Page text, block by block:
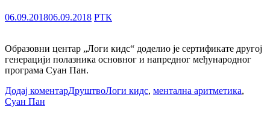
06.09.201806.09.2018 РТК
Образовни центар „Логи кидс“ доделио је сертификате другој
генерацији полазника основног и напредног међународног
програма Суан Пан.
Додај коментарДруштвоЛоги кидс, ментална аритметика,
Суан Пан